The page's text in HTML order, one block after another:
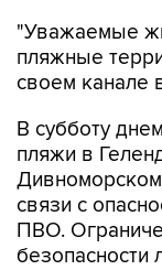
"Уважаемые
пляжные
своем канале
В субботу
пляжи в
Дивноморском
связи с
ПВО.
безопасности